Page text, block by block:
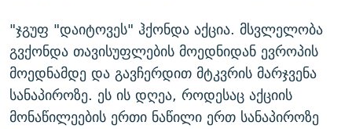
"ჯგუფ "დაიტოვეს" ჰქონდა აქცია. მსვლელობა
გვქონდა თავისუფლების მოედნიდან ევროპის
მოედნამდე და გავჩერდით მტკვრის მარჯვენა
სანაპიროზე. ეს ის დღეა, როდესაც აქციის
მონაწილეების ერთი ნაწილი ერთ სანაპიროზე